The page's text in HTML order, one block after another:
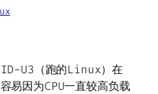
U3（跑的Linux）在
易因为CPU一直较高负载